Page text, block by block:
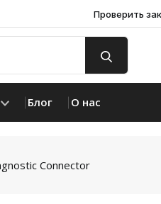
Проверить
Блог О нас
Connector